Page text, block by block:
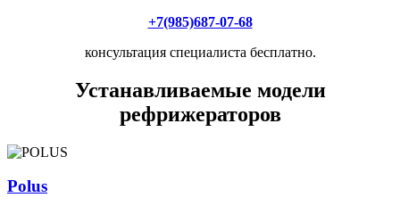
+7(985)687-07-68
консультация специалиста бесплатно.
Устанавливаемые модели
рефрижераторов
Polus